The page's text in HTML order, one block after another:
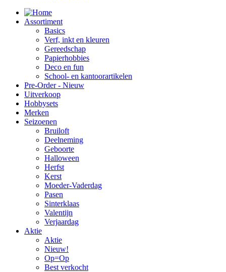
Assortiment
Basics
Verf, inkt en kleuren
Gereedschap
Papierhobbies
Deco en fun
School- en kantoorartikelen
Pre-Order - Nieuw
Uitverkoop
Hobbysets
Merken
Seizoenen
Bruiloft
Deelneming
Geboorte
Halloween
Herfst
Kerst
Moeder-Vaderdag
Pasen
Sinterklaas
Valentijn
Verjaardag
Aktie
Aktie
Nieuw!
Op=Op
Best verkocht